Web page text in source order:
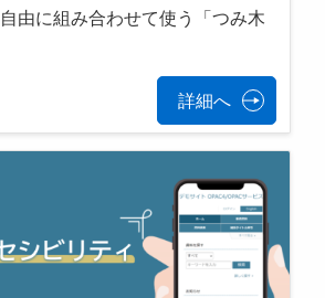
由に組み合わせて使う「つみ木
詳細へ